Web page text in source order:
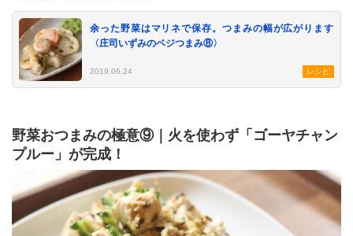
余った野菜はマリネで保存。つまみの幅が広がります
〈庄司いずみのベジつまみ⑧〉
2019.06.24 レシピ
野菜おつまみの極意⑨｜火を使わず「ゴーヤチャン
プルー」が完成！